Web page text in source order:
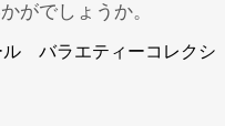
がでしょうか。